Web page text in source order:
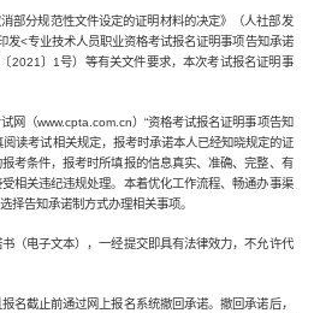
部分规范性文件设定的证明材料的决定》（人社部发
发<专业技术人员职业资格考试报名证明事项告知承诺
2021〕1号）等有关文件要求，本次考试报名证明事
网（www.cpta.com.cn）“资格考试报名证明事项告知
读考试相关规定，报考时承诺本人已经知晓规定的证
考条件，报考时所填报的信息真实、准确、完整、有
相关违纪违规处理。本着优化工作流程、畅通办事渠
择告知承诺制方式办理相关事项。
（电子文本），一经提交即具有法律效力，不允许代
名截止前通过网上报名系统撤回承诺。撤回承诺后，